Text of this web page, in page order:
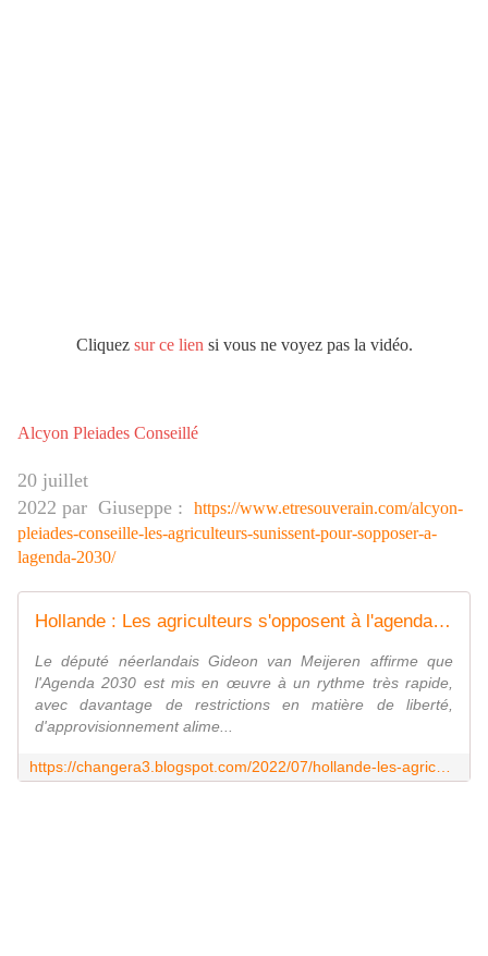
Cliquez sur ce lien si vous ne voyez pas la vidéo.
Alcyon Pleiades Conseillé
20 juillet
2022 par Giuseppe :
https://www.etresouverain.com/alcyon-
pleiades-conseille-les-agriculteurs-sunissent-pour-sopposer-a-
lagenda-2030/
Hollande : Les agriculteurs s'opposent à l'agenda 2030 !
Le député néerlandais Gideon van Meijeren affirme que
l'Agenda 2030 est mis en œuvre à un rythme très rapide,
avec davantage de restrictions en matière de liberté,
d'approvisionnement alime...